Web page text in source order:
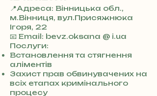
📍Адреса: Вінницька обл.,
м.Вінниця, вул.Присяжнюка
Ігоря, 22
+
3
8
0
7
3
0
📧 Email: bevz.oksana @ i.ua
Послуги:
Встановлення та стягнення
аліментів
Захист прав обвинувачених на
всіх етапах кримінального
процесу